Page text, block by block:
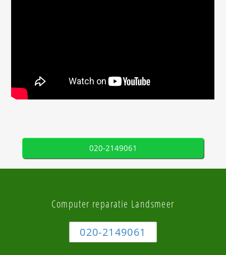
020-2149061
Computer reparatie Landsmeer
020-2149061